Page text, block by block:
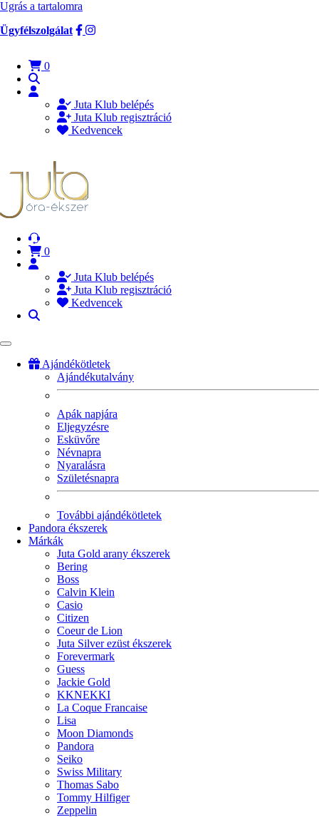
Ugrás a tartalomra
Ügyfélszolgálat
0
Juta Klub belépés
Juta Klub regisztráció
Kedvencek
0
Juta Klub belépés
Juta Klub regisztráció
Kedvencek
Ajándékötletek
Ajándékutalvány
Apák napjára
Eljegyzésre
Esküvőre
Névnapra
Nyaralásra
Születésnapra
További ajándékötletek
Pandora ékszerek
Márkák
Juta Gold arany ékszerek
Bering
Boss
Calvin Klein
Casio
Citizen
Coeur de Lion
Juta Silver ezüst ékszerek
Forevermark
Guess
Jackie Gold
KKNEKKI
La Coque Francaise
Lisa
Moon Diamonds
Pandora
Seiko
Swiss Military
Thomas Sabo
Tommy Hilfiger
Zeppelin